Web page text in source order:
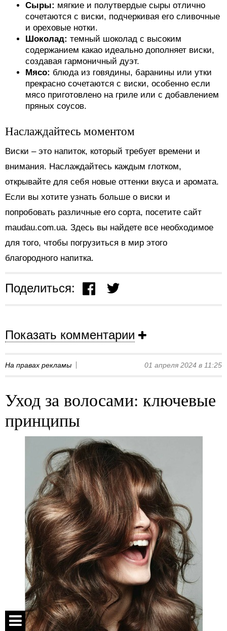
Сыры: мягкие и полутвердые сыры отлично
сочетаются с виски, подчеркивая его сливочные
и ореховые нотки.
Шоколад: темный шоколад с высоким
содержанием какао идеально дополняет виски,
создавая гармоничный дуэт.
Мясо: блюда из говядины, баранины или утки
прекрасно сочетаются с виски, особенно если
мясо приготовлено на гриле или с добавлением
пряных соусов.
Наслаждайтесь моментом
Виски – это напиток, который требует времени и
внимания. Наслаждайтесь каждым глотком,
открывайте для себя новые оттенки вкуса и аромата.
Если вы хотите узнать больше о виски и
попробовать различные его сорта, посетите сайт
maudau.com.ua. Здесь вы найдете все необходимое
для того, чтобы погрузиться в мир этого
благородного напитка.
Поделиться:
Показать комментарии
На правах рекламы 01 апреля 2024 в 11:25
Уход за волосами: ключевые
принципы